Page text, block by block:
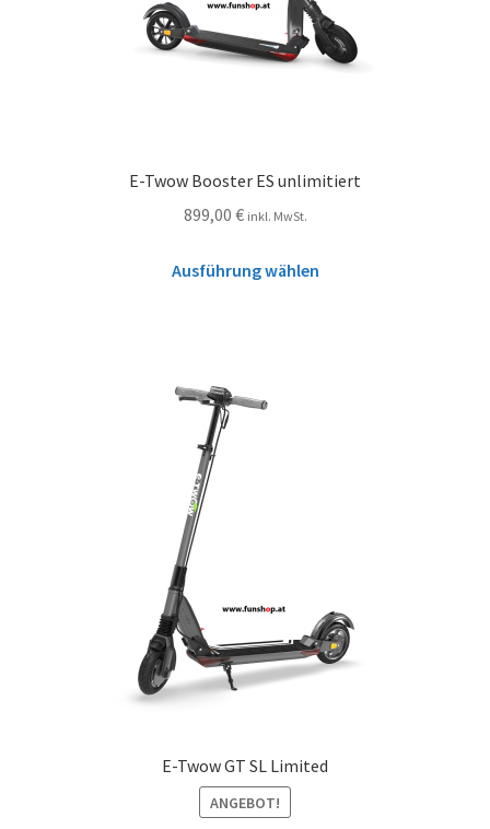
E-Twow Booster ES unlimitiert
899,00 € inkl. MwSt.
Ausführung wählen
E-Twow GT SL Limited
ANGEBOT!